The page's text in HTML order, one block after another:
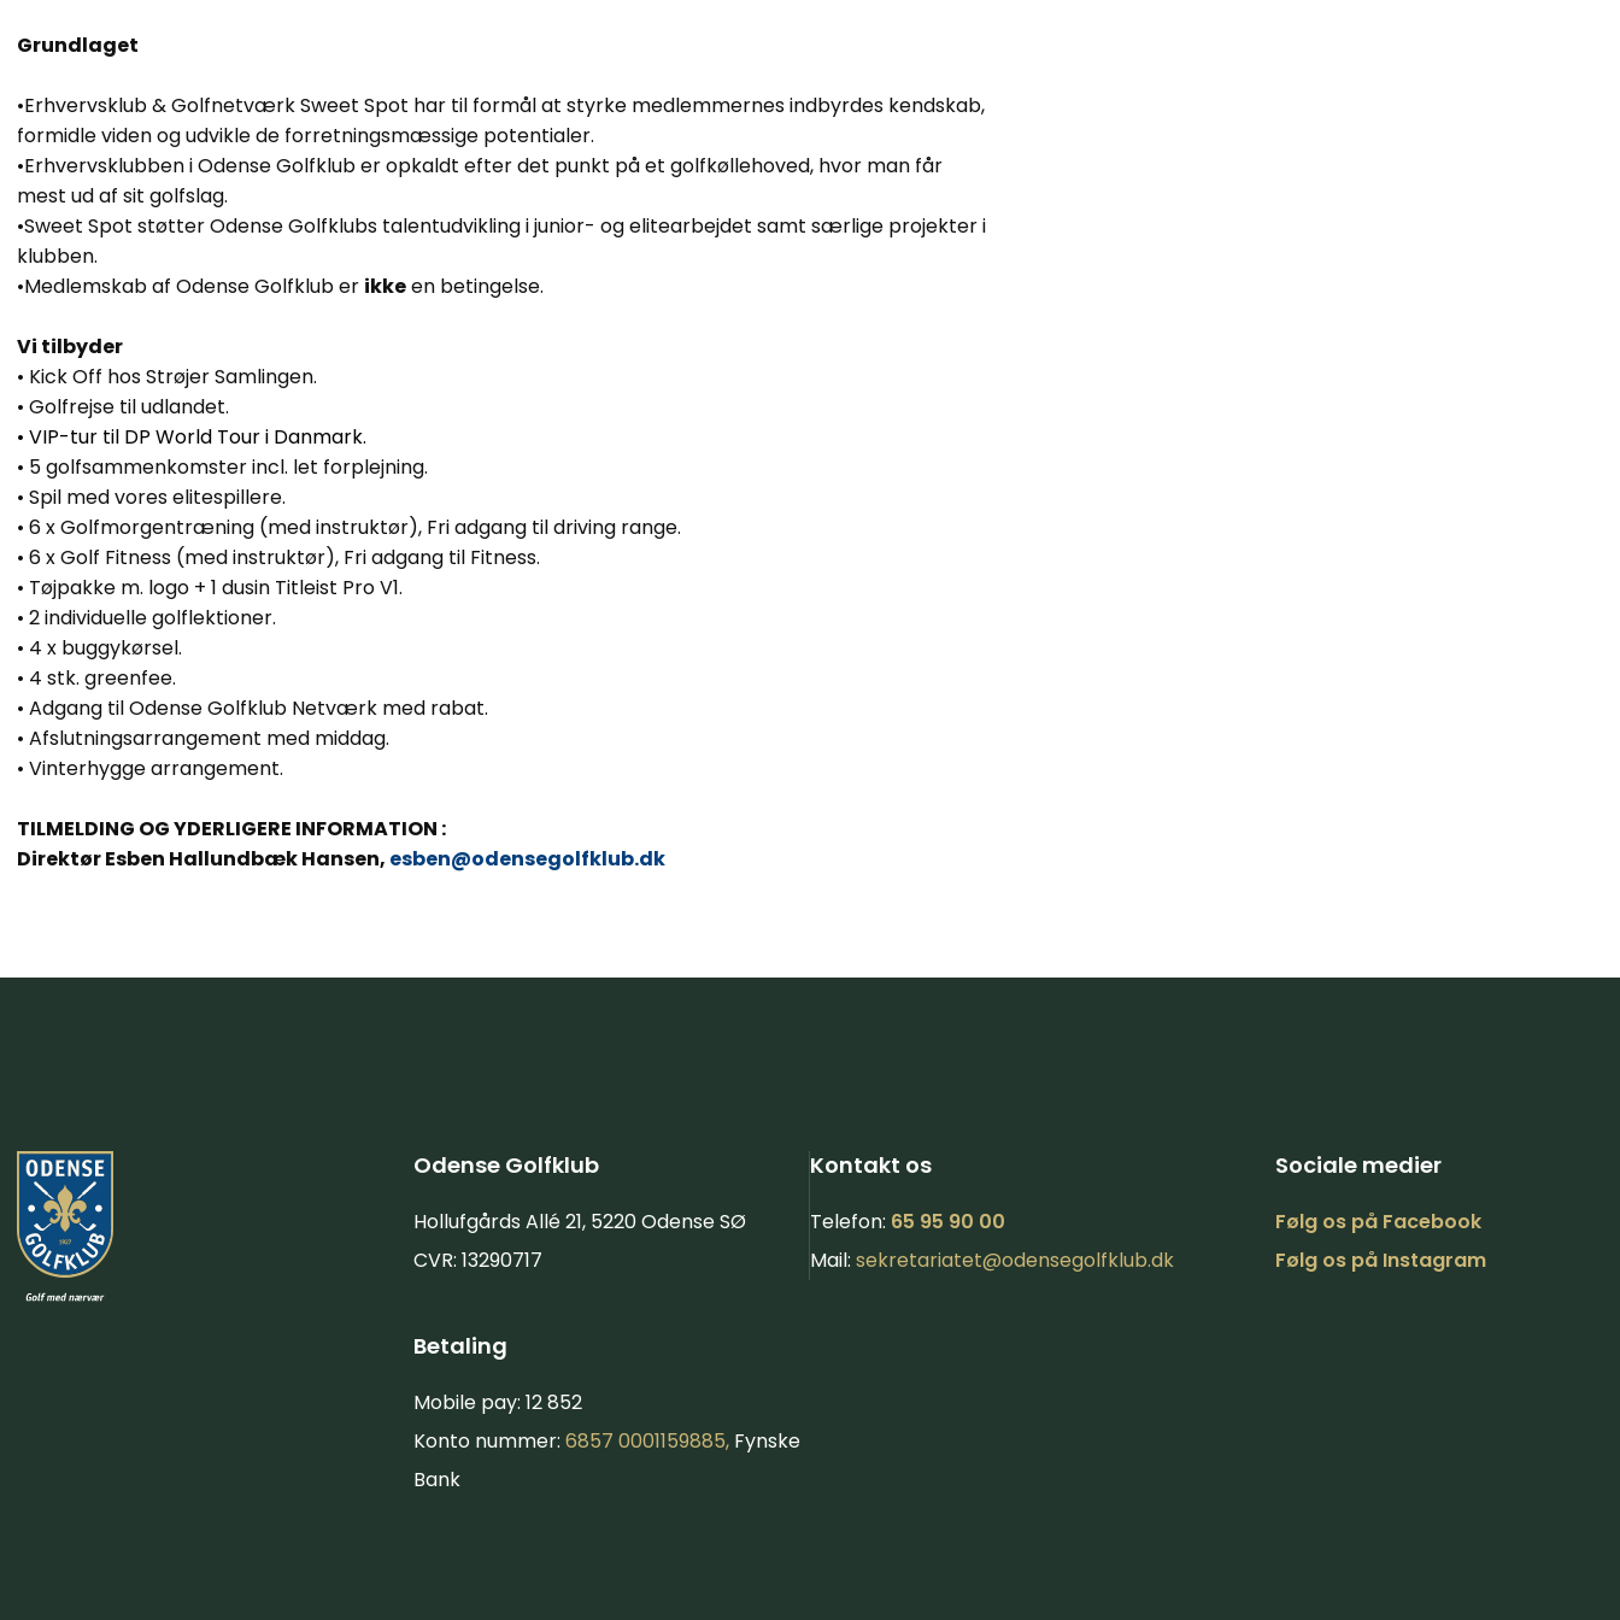
Grundlaget
•​Erhvervsklub & Golfnetværk Sweet Spot har til formål at styrke medlemmernes indbyrdes kendskab,
formidle viden og udvikle de forretningsmæssige potentialer.
•​Erhvervsklubben i Odense Golfklub er opkaldt efter det punkt på et golfkøllehoved, hvor man får
mest ud af sit golfslag.
•​Sweet Spot støtter Odense Golfklubs talentudvikling i junior- og elitearbejdet samt særlige projekter i
klubben.
•​Medlemskab af Odense Golfklub er ikkeen betingelse.
Vi tilbyder
•​ Kick Off hos Strøjer Samlingen.
• ​Golfrejse til udlandet.
• VIP-tur til DP World Tour i Danmark.
​•​ 5 golfsammenkomster incl. let forplejning.​
•​ Spil med vores elitespillere.
•​ 6 x Golfmorgentræning (med instruktør), Fri adgang til driving range.
•​ 6 x Golf Fitness (med instruktør), Fri adgang til Fitness.
• Tøjpakke m. logo + 1 dusin Titleist Pro V1.
• 2 individuelle golflektioner.
• ​4 x buggykørsel.
•​ 4 stk. greenfee.
•​ Adgang til Odense Golfklub Netværk med rabat.
•​ Afslutningsarrangement med middag.
•​ Vinterhygge arrangement.
TILMELDING OG YDERLIGERE INFORMATION :
Direktør Esben Hallundbæk Hansen, esben@odensegolfklub.dk
Odense Golfklub
Hollufgårds Allé 21, 5220 Odense SØ
CVR: 13290717
Betaling
Mobile pay: 12 852
Konto nummer:6857 0001159885, Fynske
Bank
Kontakt os
Telefon: 65 95 90 00
Mail: sekretariatet@​odensegolfklub.dk
Sociale medier
Følg ​os på​ Facebook​​
Følg os på Inst​agram​